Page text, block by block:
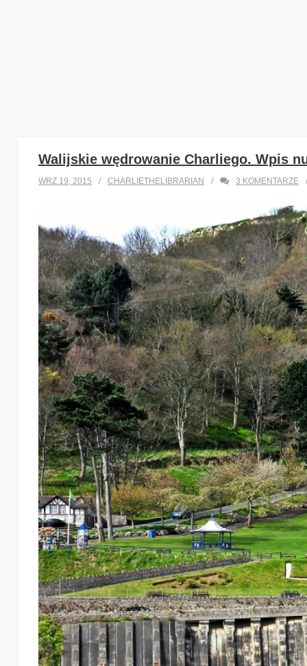
Walijskie wędrowanie Charliego. Wpis
WRZ 19, 2015 CHARLIETHELIBRARIAN 3 KOMENTARZE